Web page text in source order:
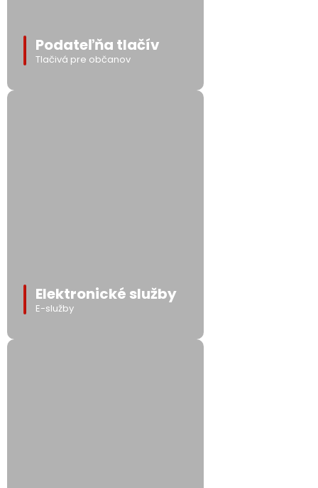
Podateľňa tlačív
Tlačivá pre občanov
Elektronické služby
E-služby